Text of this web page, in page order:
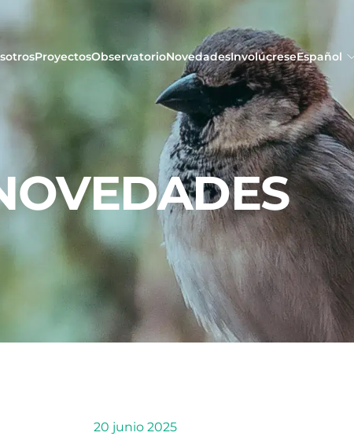
ProyectosObservatorioNovedadesInvolúcreseEspañol
20 junio 2025